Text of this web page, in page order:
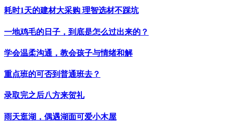
耗时1天的建材大采购 理智选材不踩坑
一地鸡毛的日子，到底是怎么过出来的？
学会温柔沟通，教会孩子与情绪和解
重点班的可否到普通班去？
录取完之后八方来贺礼
雨天逛湖，偶遇湖面可爱小木屋